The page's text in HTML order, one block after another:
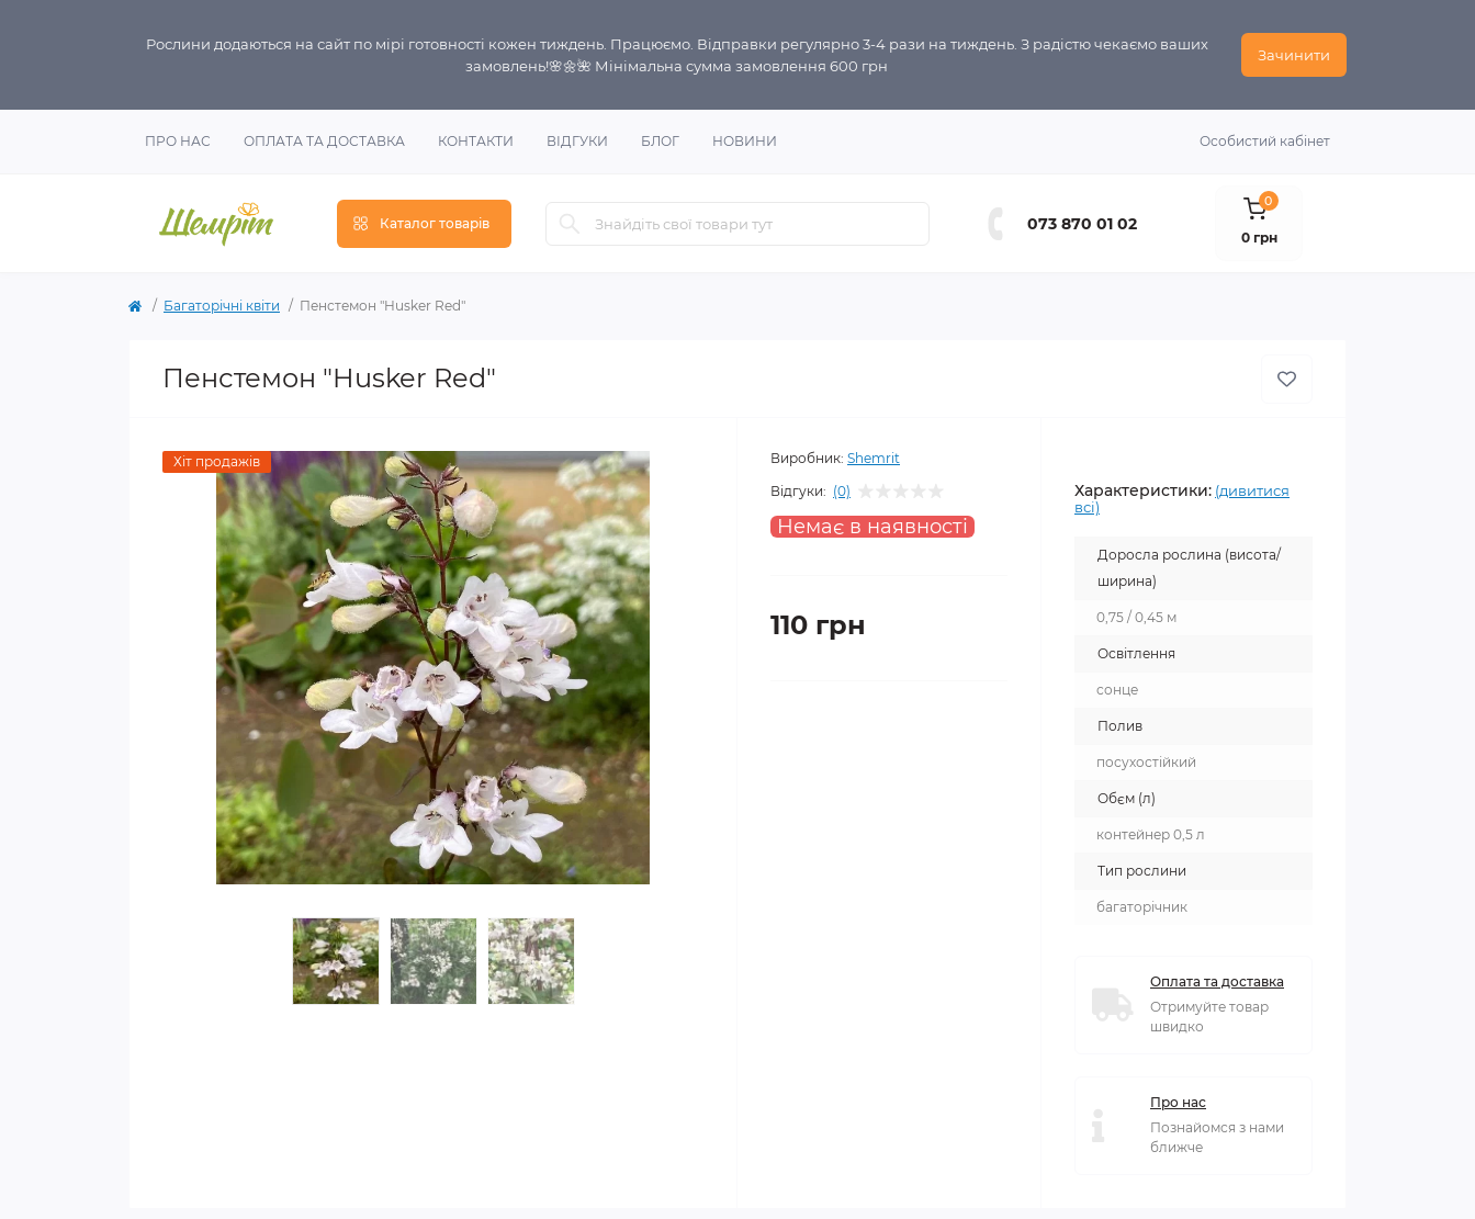
Рослини додаються на сайт по мірі готовності кожен тиждень. Працюємо. Відправки регулярно 3-4 рази на тиждень. З радістю чекаємо ваших
замовлень!🌸🌼🌺 Мінімальна сумма замовлення 600 грн
Зачинити
ПРО НАС ОПЛАТА ТА ДОСТАВКА КОНТАКТИ ВІДГУКИ БЛОГ НОВИНИ Особистий кабінет
Каталог товарів 073 870 01 02
0
0 грн
Багаторічні квіти Пенстемон "Husker Red"
Пенстемон "Husker Red"
Хіт продажів Виробник: Shemrit
Відгуки: (0)
Немає в наявності
110 грн
Характеристики: (дивитися
всі)
Доросла рослина (висота/
ширина)
0,75 / 0,45 м
Освітлення
сонце
Полив
посухостійкий
Обєм (л)
контейнер 0,5 л
Тип рослини
багаторічник
Оплата та доставка
Отримуйте товар
швидко
Про нас
Познайомся з нами
ближче